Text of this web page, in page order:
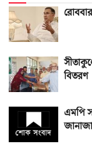
বিতরণ
এমপি
জানাজা